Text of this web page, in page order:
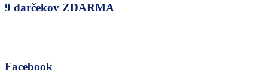
9 darčekov ZDARMA
Facebook